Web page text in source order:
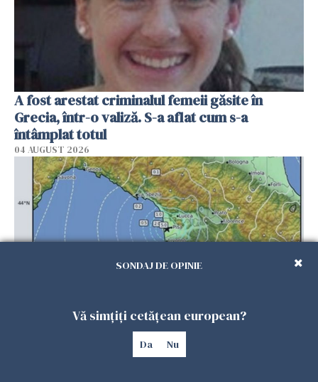
A fost arestat criminalul femeii găsite în
Grecia, într-o valiză. S-a aflat cum s-a
întâmplat totul
04 AUGUST 2026
Cutremur de 4.3 grade în Italia. A urmat al
doilea, la o scurtă distanță, turiștii au fost
evacuați din turnul din Pisa
SONDAJ DE OPINIE
Vă simțiți cetățean european?
Da Nu